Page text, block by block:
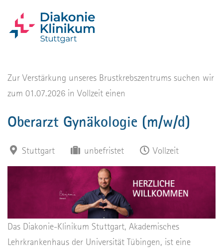
Zur Verstärkung unseres Brustkrebszentrums suchen wir
zum 01.07.2026 in Vollzeit einen
Oberarzt Gynäkologie (m/w/d)
Stuttgart unbefristet Vollzeit
Das Diakonie-Klinikum Stuttgart, Akademisches
Lehrkrankenhaus der Universität Tübingen, ist eine